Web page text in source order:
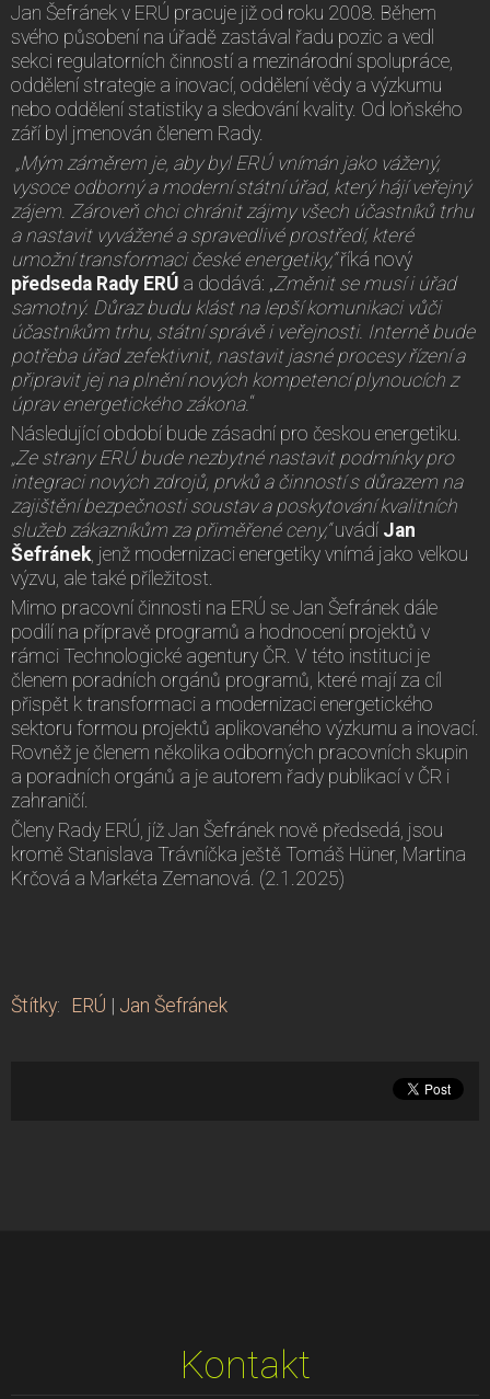
Jan Šefránek v ERÚ pracuje již od roku 2008. Během
svého působení na úřadě zastával řadu pozic a vedl
sekci regulatorních činností a mezinárodní spolupráce,
oddělení strategie a inovací, oddělení vědy a výzkumu
nebo oddělení statistiky a sledování kvality. Od loňského
září byl jmenován členem Rady.
„Mým záměrem je, aby byl ERÚ vnímán jako vážený,
vysoce odborný a moderní státní úřad, který hájí veřejný
zájem. Zároveň chci chránit zájmy všech účastníků trhu
a nastavit vyvážené a spravedlivé prostředí, které
umožní transformaci české energetiky,“říká nový
předseda Rady ERÚ a dodává: „Změnit se musí i úřad
samotný. Důraz budu klást na lepší komunikaci vůči
účastníkům trhu, státní správě i veřejnosti. Interně bude
potřeba úřad zefektivnit, nastavit jasné procesy řízení a
připravit jej na plnění nových kompetencí plynoucích z
úprav energetického zákona. “
Následující období bude zásadní pro českou energetiku.
„Ze strany ERÚ bude nezbytné nastavit podmínky pro
integraci nových zdrojů, prvků a činností s důrazem na
zajištění bezpečnosti soustav a poskytování kvalitních
služeb zákazníkům za přiměřené ceny,“uvádí Jan
Šefránek , jenž modernizaci energetiky vnímá jako velkou
výzvu, ale také příležitost.
Mimo pracovní činnosti na ERÚ se Jan Šefránek dále
podílí na přípravě programů a hodnocení projektů v
rámci Technologické agentury ČR. V této instituci je
členem poradních orgánů programů, které mají za cíl
přispět k transformaci a modernizaci energetického
sektoru formou projektů aplikovaného výzkumu a inovací.
Rovněž je členem několika odborných pracovních skupin
a poradních orgánů a je autorem řady publikací v ČR i
zahraničí.
Členy Rady ERÚ, jíž Jan Šefránek nově předsedá, jsou
kromě Stanislava Trávníčka ještě Tomáš Hüner, Martina
Krčová a Markéta Zemanová. (2.1.2025)
Štítky: ERÚ | Jan Šefránek
Kontakt